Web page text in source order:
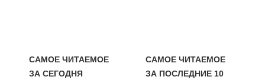
САМОЕ ЧИТАЕМОЕ
ЗА СЕГОДНЯ
САМОЕ ЧИТАЕМОЕ
ЗА ПОСЛЕДНИЕ 10